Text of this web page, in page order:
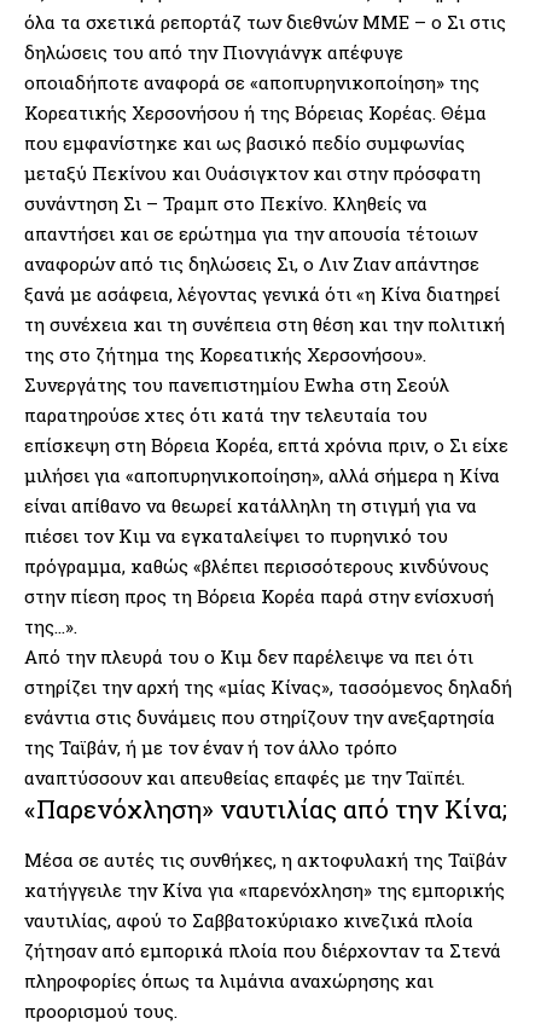
όλα τα σχετικά ρεπορτάζ των διεθνών ΜΜΕ – ο Σι στις
δηλώσεις του από την Πιονγιάνγκ απέφυγε
οποιαδήποτε αναφορά σε «αποπυρηνικοποίηση» της
Κορεατικής Χερσονήσου ή της Βόρειας Κορέας. Θέμα
που εμφανίστηκε και ως βασικό πεδίο συμφωνίας
μεταξύ Πεκίνου και Ουάσιγκτον και στην πρόσφατη
συνάντηση Σι – Τραμπ στο Πεκίνο. Κληθείς να
απαντήσει και σε ερώτημα για την απουσία τέτοιων
αναφορών από τις δηλώσεις Σι, ο Λιν Ζιαν απάντησε
ξανά με ασάφεια, λέγοντας γενικά ότι «η Κίνα διατηρεί
τη συνέχεια και τη συνέπεια στη θέση και την πολιτική
της στο ζήτημα της Κορεατικής Χερσονήσου».
Συνεργάτης του πανεπιστημίου Ewha στη Σεούλ
παρατηρούσε χτες ότι κατά την τελευταία του
επίσκεψη στη Βόρεια Κορέα, επτά χρόνια πριν, ο Σι είχε
μιλήσει για «αποπυρηνικοποίηση», αλλά σήμερα η Κίνα
είναι απίθανο να θεωρεί κατάλληλη τη στιγμή για να
πιέσει τον Κιμ να εγκαταλείψει το πυρηνικό του
πρόγραμμα, καθώς «βλέπει περισσότερους κινδύνους
στην πίεση προς τη Βόρεια Κορέα παρά στην ενίσχυσή
της…».
Από την πλευρά του ο Κιμ δεν παρέλειψε να πει ότι
στηρίζει την αρχή της «μίας Κίνας», τασσόμενος δηλαδή
ενάντια στις δυνάμεις που στηρίζουν την ανεξαρτησία
της Ταϊβάν, ή με τον έναν ή τον άλλο τρόπο
αναπτύσσουν και απευθείας επαφές με την Ταϊπέι.
«Παρενόχληση» ναυτιλίας από την Κίνα;
Μέσα σε αυτές τις συνθήκες, η ακτοφυλακή της Ταϊβάν
κατήγγειλε την Κίνα για «παρενόχληση» της εμπορικής
ναυτιλίας, αφού το Σαββατοκύριακο κινεζικά πλοία
ζήτησαν από εμπορικά πλοία που διέρχονταν τα Στενά
πληροφορίες όπως τα λιμάνια αναχώρησης και
προορισμού τους.